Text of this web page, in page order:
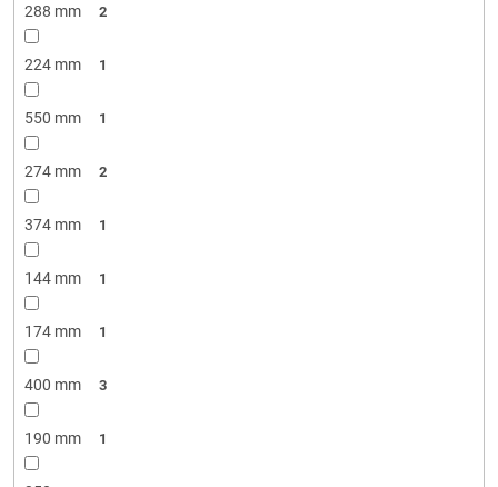
288 mm 2
224 mm 1
550 mm 1
274 mm 2
374 mm 1
144 mm 1
174 mm 1
400 mm 3
190 mm 1